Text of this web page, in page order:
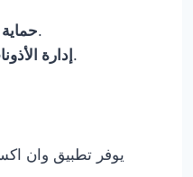
تأكد من تأمين جهاز الايفون الخاص بك بكلمة مرور أو الخصوصية البيومترية.
إدارةراجع الأذونات المطلوبة من التطبيق وتأكد من أنها تتوافق مع الاستخدام الفعلي.
يوفر تطبيق وان